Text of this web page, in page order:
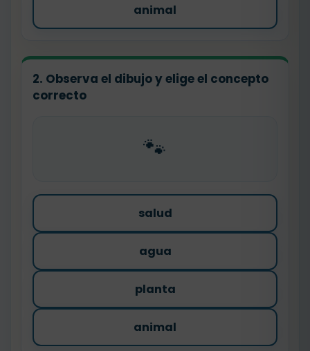
animal
2. Observa el dibujo y elige el concepto
correcto
🐾
salud
agua
planta
animal